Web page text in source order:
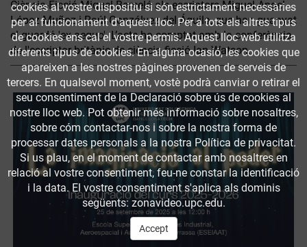
Ciència-Ficció Miquel Barceló als escriptors Miguel Ángel
López Muñoz i Raúl Gonzálvez del Águila, que han guanyat
el guardó 'ex aequo'. L’acte ha comptat amb la conferència
de l'escriptor britànic de ciència-ficció Ian Watson.
cookies al vostre dispositiu si són estrictament necessàries
per al funcionament d'aquest lloc. Per a tots els altres tipus
de cookies ens cal el vostre permís. Aquest lloc web utilitza
diferents tipus de cookies. En alguna ocasió, les cookies que
apareixen a les nostres pàgines provenen de serveis de
tercers. En qualsevol moment, vostè podrà canviar o retirar el
seu consentiment de la Declaració sobre ús de cookies al
nostre lloc web. Pot obtenir més informació sobre nosaltres,
sobre cóm contactar-nos i sobre la nostra forma de
processar dates personals a la nostra Política de privacitat.
Si us plau, en el moment de contactar amb nosaltres en
relació al vostre consentiment, feu-ne constar la identificació
i la data. El vostre consentiment s'aplica als dominis
següents: zonavideo.upc.edu.
Accept